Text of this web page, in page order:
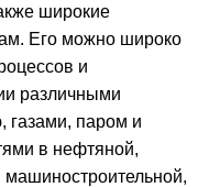
широкие
Его можно широко
и
различными
газами, паром и
в нефтяной,
машиностроительной,